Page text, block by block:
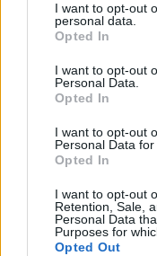
not limited to your
grant or deny
use your data for
consent section.
I want to opt-out
personal data.
Opted In
I want to opt-out
Personal Data.
Opted In
I want to opt-out
Personal Data for
Opted In
I want to opt-out
Retention, Sale,
Personal Data
Purposes for
Opted Out
Újabb
pályázati
PP Center Üzleti Központ•
Két új fiatal,
a PP Center Üzleti
tágas műtermet a
Babos Zsili
es csarnokban,